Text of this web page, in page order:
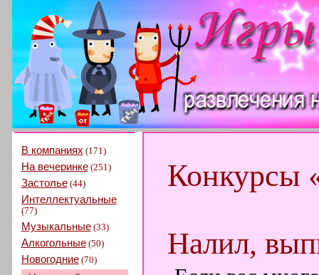
В компаниях (171)
На вечеринке(251)
Застолье(44)
Интеллектуальные
(77)
Музыкальные(33)
Алкогольные(50)
Новогодние(70)
Конкурсы
Налил,